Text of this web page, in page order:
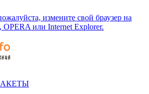
измените свой браузер на
или Internet Explorer.